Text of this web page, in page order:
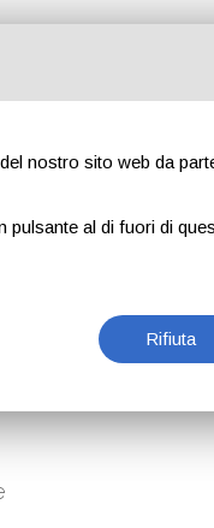
nostro sito web da
pulsante al di fuori di
Rifiuta